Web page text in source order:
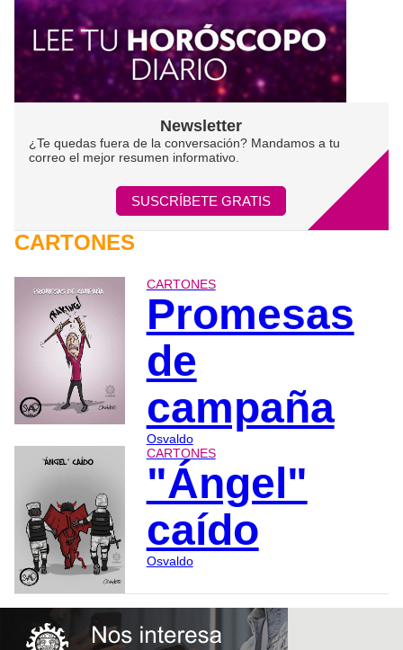
Newsletter
¿Te quedas fuera de la conversación? Mandamos a tu
correo el mejor resumen informativo.
SUSCRÍBETE GRATIS
CARTONES
CARTONES
Promesas
de
campaña
Osvaldo
CARTONES
"Ángel"
caído
Osvaldo